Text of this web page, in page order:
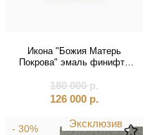
Икона "Божия Матерь
Покрова" эмаль финифть
180 000р.
126 000 р.
Эксклюзив
- 30%